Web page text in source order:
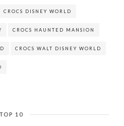
CROCS DISNEY WORLD
CROCS HAUNTED MANSION
CROCS WALT DISNEY WORLD
TOP 10